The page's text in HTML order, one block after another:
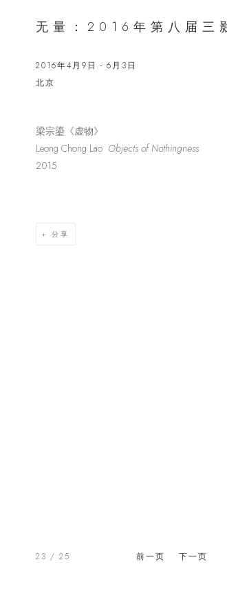
无量：2016年第八届三
2016年4月9日 - 6月3日
北京
梁宗鎏《虚物》
Leong Chong Lao Objects of Nothingness
2015
分享
前一页 下一页
23 / 25